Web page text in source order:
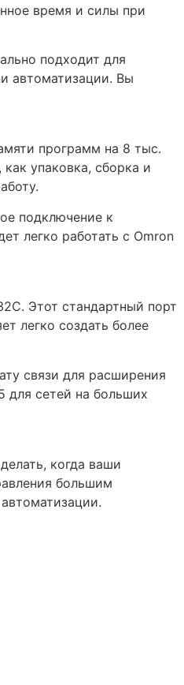
время и силы при
подходит для
автоматизации. Вы
программ на 8 тыс.
упаковка, сборка и
подключение к
легко работать с Omron
Этот стандартный порт
легко создать более
связи для расширения
для сетей на больших
когда ваши
большим